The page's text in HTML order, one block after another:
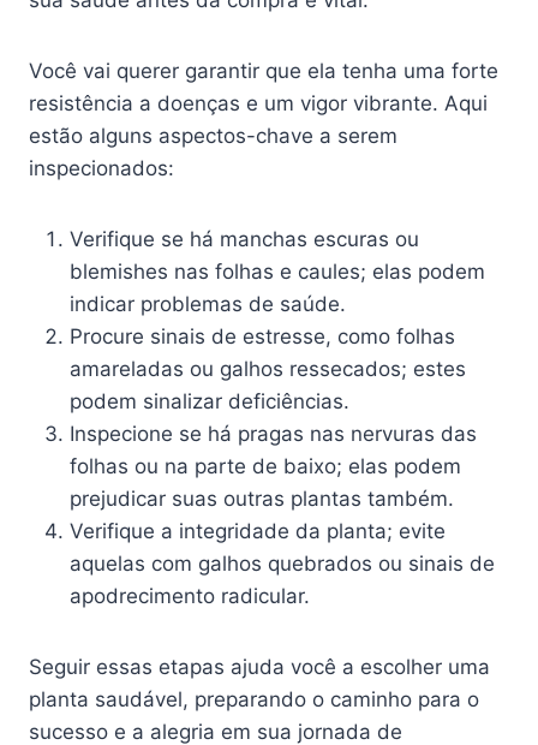
Você vai querer garantir que ela tenha uma forte
resistência a doenças e um vigor vibrante. Aqui
estão alguns aspectos-chave a serem
inspecionados:
Verifique se há manchas escuras ou
blemishes nas folhas e caules; elas podem
indicar problemas de saúde.
Procure sinais de estresse, como folhas
amareladas ou galhos ressecados; estes
podem sinalizar deficiências.
Inspecione se há pragas nas nervuras das
folhas ou na parte de baixo; elas podem
prejudicar suas outras plantas também.
Verifique a integridade da planta; evite
aquelas com galhos quebrados ou sinais de
apodrecimento radicular.
Seguir essas etapas ajuda você a escolher uma
planta saudável, preparando o caminho para o
sucesso e a alegria em sua jornada de